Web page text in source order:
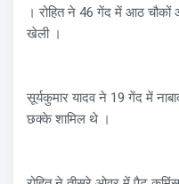
। रोहित ने 46 गेंद में आठ
खेली ।
सूर्यकुमार यादव ने 19 गेंद में
छक्के शामिल थे ।